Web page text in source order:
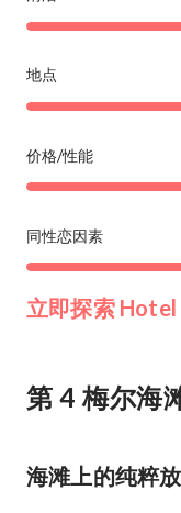
地点
价格/性能
同性恋因素
立即探索
第 4 梅尔海
海滩上的纯粹